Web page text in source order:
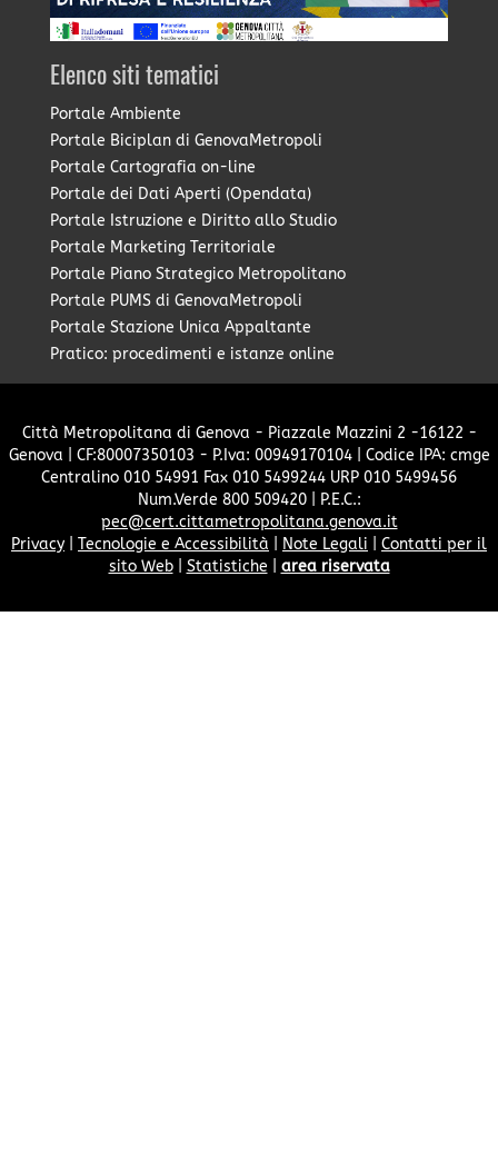
Elenco siti tematici
Portale Ambiente
Portale Biciplan di GenovaMetropoli
Portale Cartografia on-line
Portale dei Dati Aperti (Opendata)
Portale Istruzione e Diritto allo Studio
Portale Marketing Territoriale
Portale Piano Strategico Metropolitano
Portale PUMS di GenovaMetropoli
Portale Stazione Unica Appaltante
Pratico: procedimenti e istanze online
Città Metropolitana di Genova - Piazzale Mazzini 2 -16122 -
Genova | CF:80007350103 - P.Iva: 00949170104 | Codice IPA: cmge
Centralino 010 54991 Fax 010 5499244 URP 010 5499456
Num.Verde 800 509420 | P.E.C.:
pec@cert.cittametropolitana.genova.it
Privacy
Tecnologie e Accessibilità Note Legali
Contatti per il
sito Web| Statistiche area riservata